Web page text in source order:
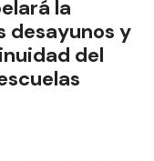
la
desayunos y
del